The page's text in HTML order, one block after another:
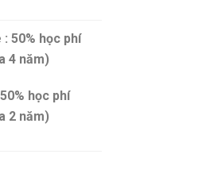
50% học phí
4 năm)
học phí
2 năm)